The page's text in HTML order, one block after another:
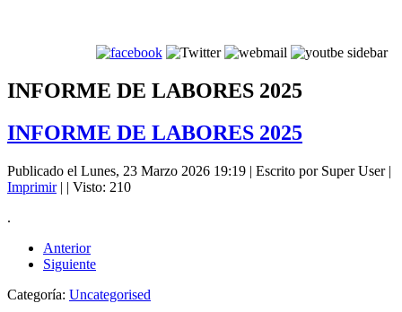
INFORME DE LABORES 2025
INFORME DE LABORES 2025
Publicado el Lunes, 23 Marzo 2026 19:19 | Escrito por Super User|
Imprimir| | Visto: 210
.
Anterior
Siguiente
Categoría: Uncategorised